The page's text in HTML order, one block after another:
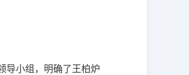
导小组，明确了王柏炉